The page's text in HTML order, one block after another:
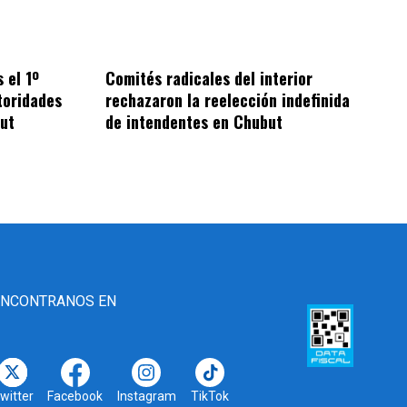
el 1º
Comités radicales del interior
rechazaron la reelección indefinida
de intendentes en Chubut
EN
Facebook Instagram TikTok